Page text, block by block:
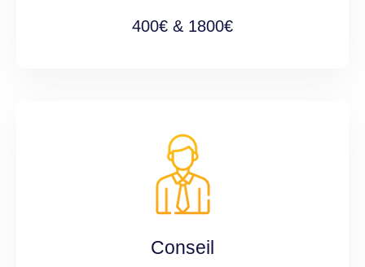
400€ & 1800€
Conseil